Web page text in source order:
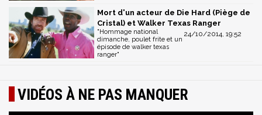
Mort d'un acteur de Die Hard (Piège de
Cristal) et Walker Texas Ranger
24/10/2014, 19:52
"Hommage national
dimanche, poulet frite et un
épisode de walker texas
ranger"
VIDÉOS À NE PAS MANQUER